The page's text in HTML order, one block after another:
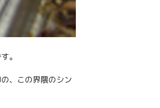
。
、この界隈のシン